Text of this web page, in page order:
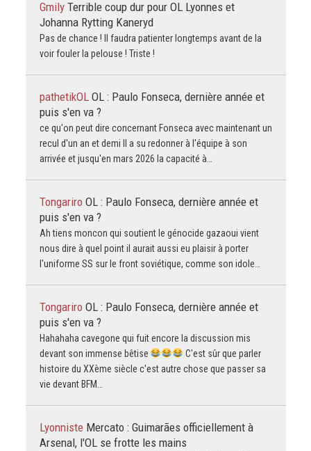
Gmily Terrible coup dur pour OL Lyonnes et
Johanna Rytting Kaneryd
Pas de chance ! Il faudra patienter longtemps avant de la
voir fouler la pelouse ! Triste !
pathetikOL OL : Paulo Fonseca, dernière année et
puis s'en va ?
ce qu'on peut dire concernant Fonseca avec maintenant un
recul d'un an et demi Il a su redonner à l'équipe à son
arrivée et jusqu'en mars 2026 la capacité à…
Tongariro OL : Paulo Fonseca, dernière année et
puis s'en va ?
Ah tiens moncon qui soutient le génocide gazaoui vient
nous dire à quel point il aurait aussi eu plaisir à porter
l'uniforme SS sur le front soviétique, comme son idole…
Tongariro OL : Paulo Fonseca, dernière année et
puis s'en va ?
Hahahaha cavegone qui fuit encore la discussion mis
devant son immense bêtise
C'est sûr que parler
histoire du XXème siècle c'est autre chose que passer sa
vie devant BFM…
Lyonniste Mercato : Guimarães officiellement à
Arsenal, l'OL se frotte les mains